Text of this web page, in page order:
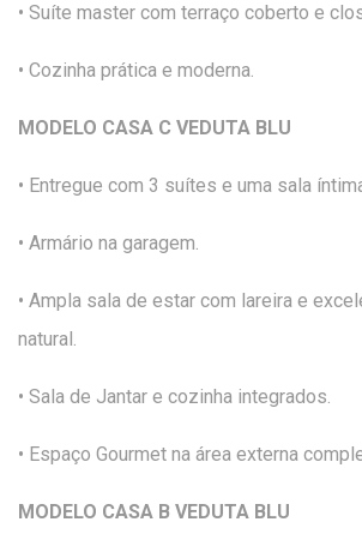
• Suíte master com terraço coberto e
• Cozinha prática e moderna.
MODELO CASA C VEDUTA BLU
• Entregue com 3 suítes e uma sala
• Armário na garagem.
• Ampla sala de estar com lareira e
natural.
• Sala de Jantar e cozinha integrados.
• Espaço Gourmet na área externa
MODELO CASA B VEDUTA BLU